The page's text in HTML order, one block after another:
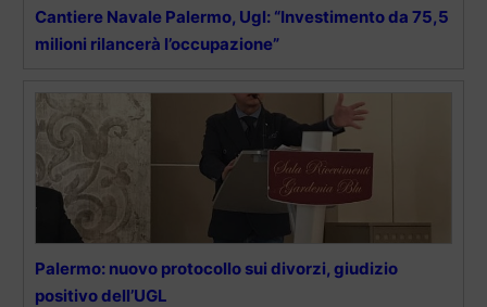
Cantiere Navale Palermo, Ugl: “Investimento da 75,5
milioni rilancerà l’occupazione”
Palermo: nuovo protocollo sui divorzi, giudizio
positivo dell’UGL